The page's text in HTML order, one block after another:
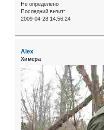
Не определено
Последний визит:
2009-04-28 14:56:24
Alex
Химера